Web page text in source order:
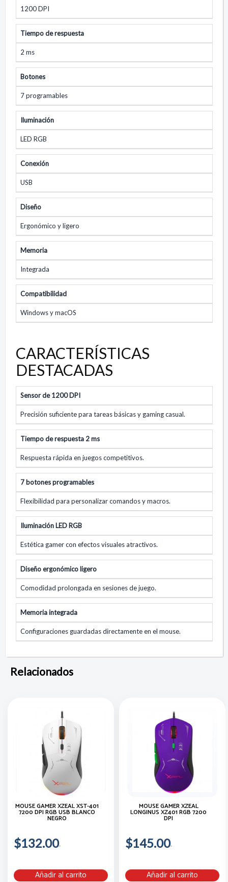
1200 DPI
Tiempo de respuesta
2 ms
Botones
7 programables
Iluminación
LED RGB
Conexión
USB
Diseño
Ergonómico y ligero
Memoria
Integrada
Compatibilidad
Windows y macOS
CARACTERÍSTICAS
DESTACADAS
Sensor de 1200 DPI
Precisión suficiente para tareas básicas y gaming casual.
Tiempo de respuesta 2 ms
Respuesta rápida en juegos competitivos.
7 botones programables
Flexibilidad para personalizar comandos y macros.
Iluminación LED RGB
Estética gamer con efectos visuales atractivos.
Diseño ergonómico ligero
Comodidad prolongada en sesiones de juego.
Memoria integrada
Configuraciones guardadas directamente en el mouse.
Relacionados
MOUSE GAMER XZEAL XST-401
7200 DPI RGB USB BLANCO
NEGRO
$132.00
Añadir al carrito
MOUSE GAMER XZEAL
LONGINUS XZ401 RGB 7200
DPI
$145.00
Añadir al carrito